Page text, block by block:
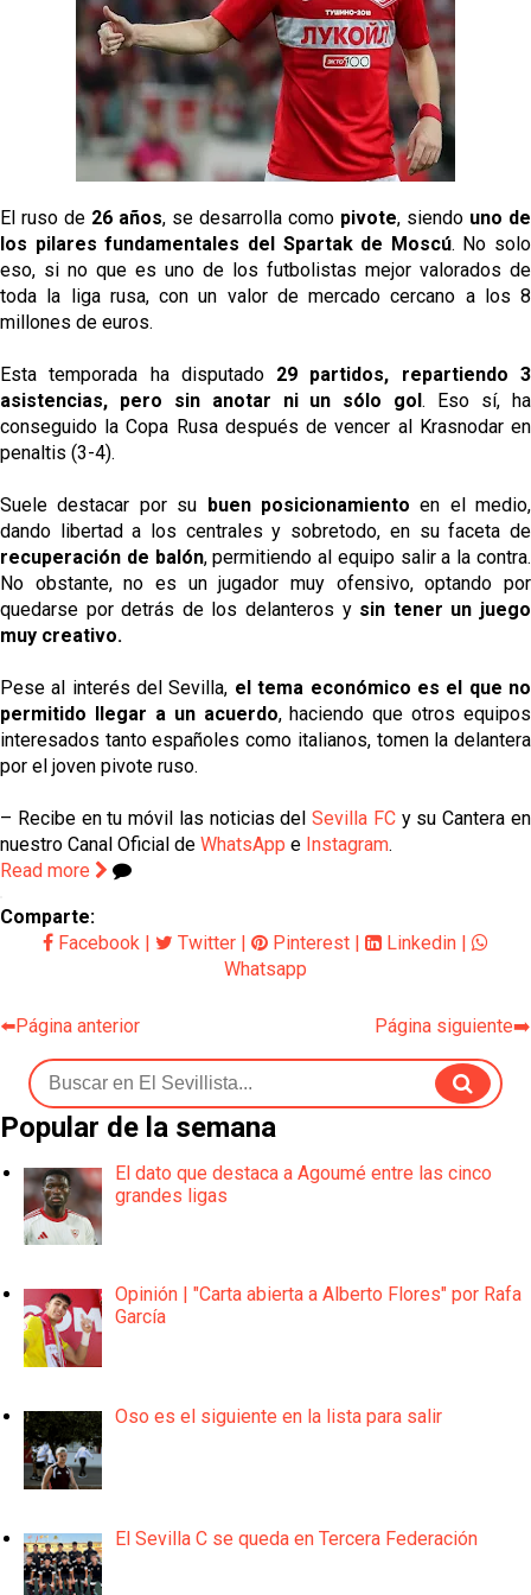
Kochorashvili, seria opción para reforzar el centro
del campo sevillista
Sow muy cerca de cerrar su traspaso al Genoa
Oso es el siguiente en la lista para salir
Banquillos confirmados: así queda la cantera del
Sevilla Femenino para la 2026/27
El ruso de 26 años, se desarrolla como pivote, siendo uno de
los pilares fundamentales del Spartak de Moscú. No solo
eso, si no que es uno de los futbolistas mejor valorados de
toda la liga rusa, con un valor de mercado cercano a los 8
millones de euros.
Esta temporada ha disputado 29 partidos, repartiendo 3
asistencias, pero sin anotar ni un sólo gol. Eso sí, ha
conseguido la Copa Rusa después de vencer al Krasnodar en
penaltis (3-4).
Suele destacar por su buen posicionamiento en el medio,
dando libertad a los centrales y sobretodo, en su faceta de
recuperación de balón, permitiendo al equipo salir a la contra.
No obstante, no es un jugador muy ofensivo, optando por
quedarse por detrás de los delanteros y sin tener un juego
muy creativo.
Pese al interés del Sevilla, el tema económico es el que no
permitido llegar a un acuerdo, haciendo que otros equipos
interesados tanto españoles como italianos, tomen la delantera
por el joven pivote ruso.
– Recibe en tu móvil las noticias delSevilla FCy su Cantera en
nuestro Canal Oficial de WhatsApp e Instagram.
Read more
Comparte:
Facebook
Twitter Pinterest Linkedin
Whatsapp
⬅️Página anterior Página siguiente➡️
Popular de la semana
El dato que destaca a Agoumé entre las cinco
grandes ligas
Opinión | "Carta abierta a Alberto Flores" por Rafa
García
Oso es el siguiente en la lista para salir
El Sevilla C se queda en Tercera Federación